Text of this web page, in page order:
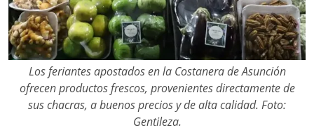
Los feriantes apostados en la Costanera de Asunción
ofrecen productos frescos, provenientes directamente de
sus chacras, a buenos precios y de alta calidad. Foto:
Gentileza.